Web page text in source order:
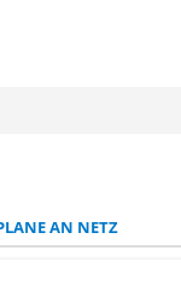
AN NETZ